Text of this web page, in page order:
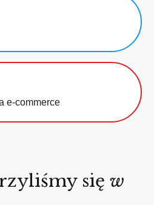
e-commerce
się w